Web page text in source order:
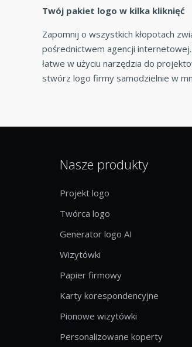
Twój pakiet logo w kilka kliknięć
Zapomnij o wszystkich kłopotach
pośrednictwem agencji
łatwe w użyciu narzędzia do
stwórz logo firmy samodzielnie w
Nasze produkty
Projekt logo
Twórca logo
Generator logo AI
Wizytówki
Papier firmowy
Karty korespondencyjne
Pionowe wizytówki
Personalizowane koperty